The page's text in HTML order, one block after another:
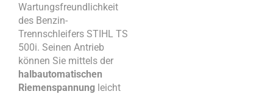
Wartungsfreundlichkeit
des Benzin-
Trennschleifers STIHL TS
500i. Seinen Antrieb
können Sie mittels der
halbautomatischen
Riemenspannung leicht